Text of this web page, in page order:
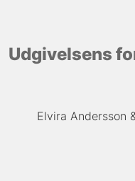
Udgivelsens
Elvira Andersson